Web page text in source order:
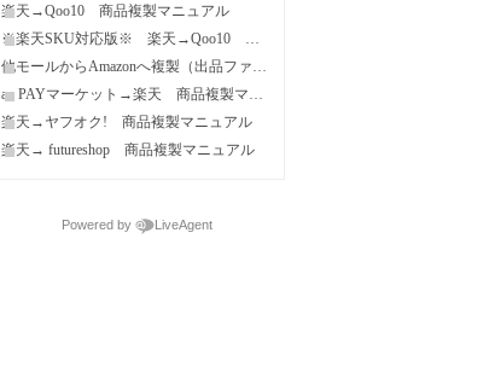
楽天→Qoo10 商品複製マニュアル
※楽天SKU対応版※ 楽天→Qoo10 商品複製マニュアル
他モールからAmazonへ複製（出品ファイルL）
au PAYマーケット→楽天 商品複製マニュアル
楽天→ヤフオク! 商品複製マニュアル
楽天→ futureshop 商品複製マニュアル
Powered by LiveAgent